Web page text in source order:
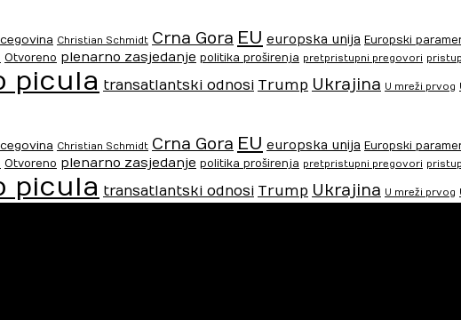
Christian Schmidt Crna Gora EU europska unija Europski
Otvoreno plenarno zasjedanje politika proširenja pretpristupni pregovori
picula transatlantski odnosi Trump Ukrajina U mreži prvog
Christian Schmidt Crna Gora EU europska unija Europski
Otvoreno plenarno zasjedanje politika proširenja pretpristupni pregovori
picula transatlantski odnosi Trump Ukrajina U mreži prvog